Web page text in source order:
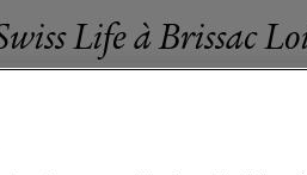
Life à Brissac